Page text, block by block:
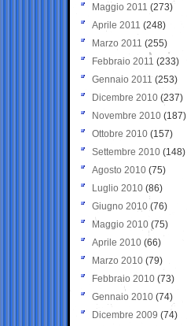
Maggio 2011 (273)
Aprile 2011 (248)
Marzo 2011 (255)
Febbraio 2011 (233)
Gennaio 2011 (253)
Dicembre 2010 (237)
Novembre 2010 (187)
Ottobre 2010 (157)
Settembre 2010 (148)
Agosto 2010 (75)
Luglio 2010 (86)
Giugno 2010 (76)
Maggio 2010 (75)
Aprile 2010 (66)
Marzo 2010 (79)
Febbraio 2010 (73)
Gennaio 2010 (74)
Dicembre 2009 (74)